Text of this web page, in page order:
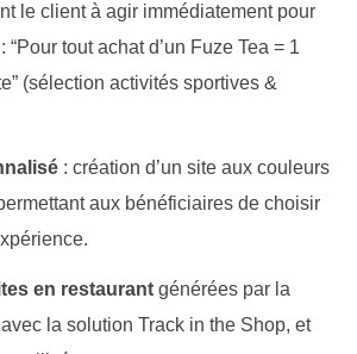
le client à agir immédiatement pour
: “Pour tout achat d’un Fuze Tea = 1
(sélection activités sportives &
: création d’un site aux couleurs
aux bénéficiaires de choisir
en restaurant générées par la
la solution Track in the Shop, et